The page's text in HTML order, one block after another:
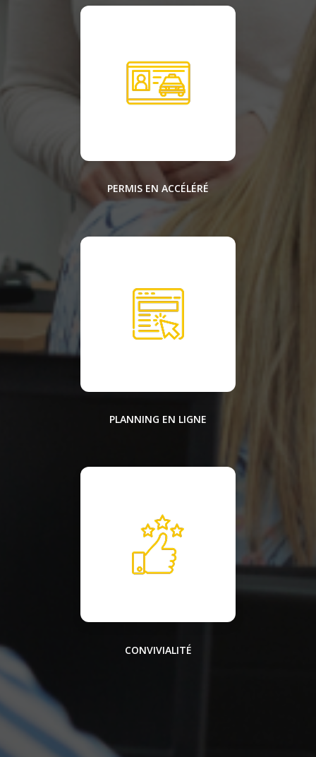
PERMIS EN ACCÉLÉRÉ
PLANNING EN LIGNE
CONVIVIALITÉ